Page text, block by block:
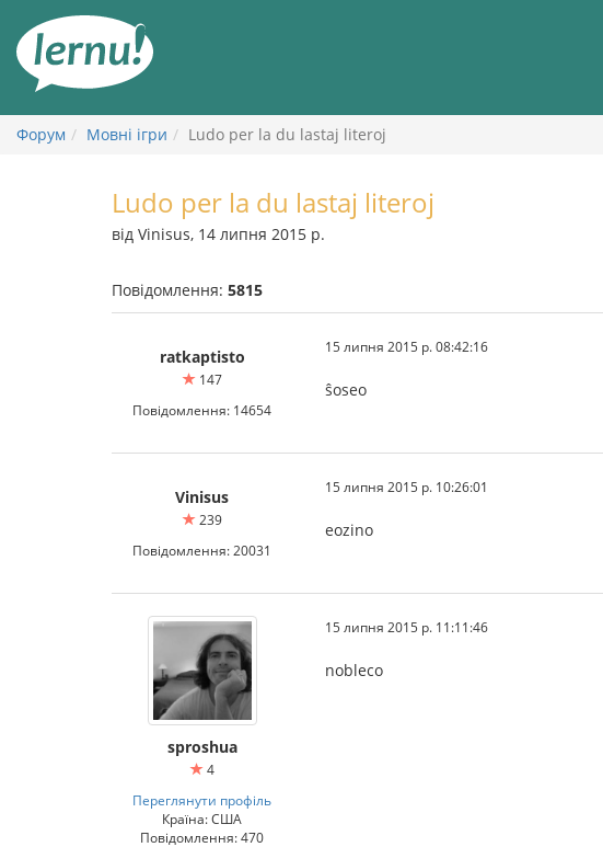
змісту
Форум Мовні ігри Ludo per la du lastaj literoj
Ludo per la du lastaj literoj
від Vinisus, 14 липня 2015 р.
Повідомлення: 5815
ratkaptisto
147
Повідомлення: 14654
15 липня 2015 р. 08:42:16
ŝoseo
Vinisus
239
Повідомлення: 20031
15 липня 2015 р. 10:26:01
eozino
sproshua
4
Переглянути профіль
Країна: США
Повідомлення: 470
15 липня 2015 р. 11:11:46
nobleco